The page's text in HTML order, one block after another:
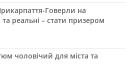
Говерли на
реальні – стати призером
чоловічий для міста та